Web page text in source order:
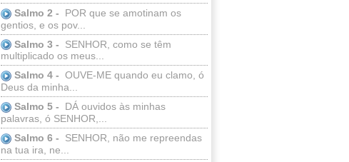
Salmo 2 -
POR que se amotinam os
gentios, e os pov...
Salmo 3 -
SENHOR, como se têm
multiplicado os meus...
Salmo 4 - OUVE-ME quando eu clamo, ó
Deus da minha...
Salmo 5 -
DÁ ouvidos às minhas
palavras, ó SENHOR,...
Salmo 6 -
SENHOR, não me repreendas
na tua ira, ne...